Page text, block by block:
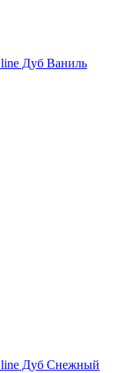
Дуб Ваниль
line Дуб Снежный